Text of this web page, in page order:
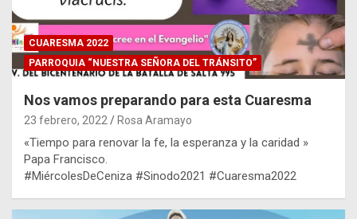
CUARESMA 2022
PARROQUIA “NUESTRA SEÑORA DEL TRÁNSITO”
Nos vamos preparando para esta Cuaresma
23 febrero, 2022 Rosa Aramayo
«Tiempo para renovar la fe, la esperanza y la caridad »
Papa Francisco.
#MiércolesDeCeniza #Sinodo2021 #Cuaresma2022